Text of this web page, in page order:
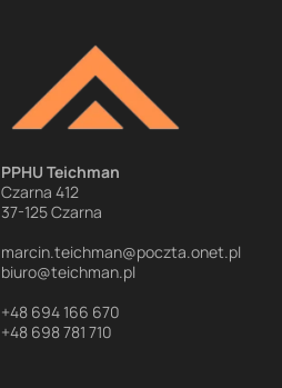
PPHU Teichman
Czarna 412
37-125 Czarna
marcin.teichman@poczta.onet.pl
biuro@teichman.pl
+48 694 166 670
+48 698 781 710